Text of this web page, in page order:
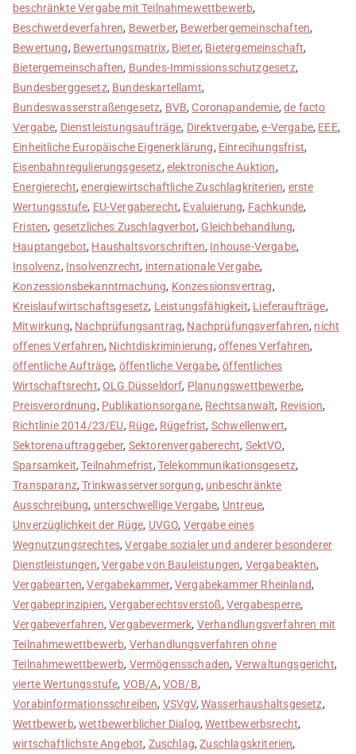
beschränkte Vergabe mit Teilnahmewettbewerb,
Beschwerdeverfahren, Bewerber, Bewerbergemeinschaften,
Bewertung, Bewertungsmatrix, Bieter, Bietergemeinschaft,
Bietergemeinschaften, Bundes-Immissionsschutzgesetz,
Bundesberggesetz, Bundeskartellamt,
Bundeswasserstraßengesetz, BVB,Coronapandemie,de facto
Vergabe, Dienstleistungsaufträge, Direktvergabe,e-Vergabe, EEE,
Einheitliche Europäische Eigenerklärung, Einrecihungsfrist,
Eisenbahnregulierungsgesetz, elektronische Auktion,
Energierecht,energiewirtschaftliche Zuschlagkriterien, erste
Wertungsstufe, EU-Vergaberecht, Evaluierung, Fachkunde,
Fristen, gesetzliches Zuschlagverbot, Gleichbehandlung,
Hauptangebot, Haushaltsvorschriften, Inhouse-Vergabe,
Insolvenz, Insolvenzrecht, internationale Vergabe,
Konzessionsbekanntmachung, Konzessionsvertrag,
Kreislaufwirtschaftsgesetz, Leistungsfähigkeit, Lieferaufträge,
Mitwirkung, Nachprüfungsantrag, Nachprüfungsverfahren, nicht
offenes Verfahren, Nichtdiskriminierung, offenes Verfahren,
öffentliche Aufträge, öffentliche Vergabe,öffentliches
Wirtschaftsrecht,OLG Düsseldorf, Planungswettbewerbe,
Preisverordnung, Publikationsorgane, Rechtsanwalt, Revision,
Richtlinie 2014/23/EU, Rüge, Rügefrist, Schwellenwert,
Sektorenauftraggeber, Sektorenvergaberecht, SektVO,
Sparsamkeit,Teilnahmefrist, Telekommunikationsgesetz,
Transparanz,Trinkwasserversorgung, unbeschränkte
Ausschreibung, unterschwellige Vergabe, Untreue,
Unverzüglichkeit der Rüge, UVGO, Vergabe eines
Wegnutzungsrechtes,Vergabe sozialer und anderer besonderer
Dienstleistungen,Vergabe von Bauleistungen, Vergabeakten,
Vergabearten,Vergabekammer, Vergabekammer Rheinland,
Vergabeprinzipien,Vergaberechtsverstoß, Vergabesperre,
Vergabeverfahren,Vergabevermerk, Verhandlungsverfahren mit
Teilnahmewettbewerb, Verhandlungsverfahren ohne
Teilnahmewettbewerb, Vermögensschaden, Verwaltungsgericht,
vierte Wertungsstufe, VOB/A, VOB/B,
Vorabinformationsschreiben, VSVgV, Wasserhaushaltsgesetz,
Wettbewerb,wettbewerblicher Dialog,Wettbewerbsrecht,
wirtschaftlichste Angebot, Zuschlag,Zuschlagskriterien,